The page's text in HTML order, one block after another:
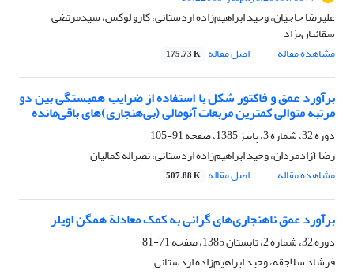
علیرضا حاجیان، وحید ابراهیم‌زاده اردستانی، کارو لوکس، سیدمرتضی
سقائیان‌نژاد
مشاهده مقاله
اصل مقاله 175.73 K
برآورد عمق و فاکتور شکل با استفاده از ضرایب همبستگی بین دو
مرتبه متوالی کمترین مربعات آنومالی‌ (بی‌هنجاری)های باقی‌مانده
دوره 32، شماره 3، پاییز 1385، صفحه
91-105
رضا آزادمردان، وحید ابراهیم‌زاده اردستانی، نصراله کمالیان
مشاهده مقاله
اصل مقاله 507.88 K
برآورد عمق ناهنجاری‌های گرانی به کمک معادلة همگن اویلر
دوره 32، شماره 2، تابستان 1385، صفحه
71-81
فرشاد سلاجقه، وحید ابراهیم‌زاده اردستانی